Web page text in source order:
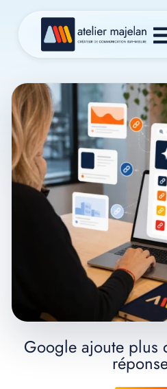
Google ajoute plus